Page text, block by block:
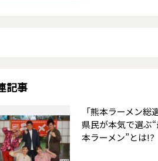
記事
「熊本ラーメン総
県民が本気で選ぶ
本ラーメン”とは!?